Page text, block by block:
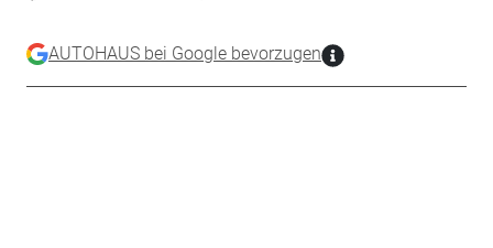
AUTOHAUS bei Google bevorzugen